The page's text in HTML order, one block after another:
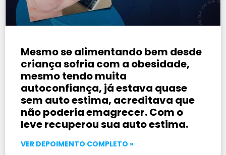
Mesmo se alimentando bem desde
criança sofria com a obesidade,
mesmo tendo muita
autoconfiança, já estava quase
sem auto estima, acreditava que
não poderia emagrecer. Com o
leve recuperou sua auto estima.
VER DEPOIMENTO COMPLETO »